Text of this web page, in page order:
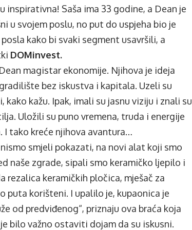
inspirativna! Saša ima 33 godine, a Dean je
u svojem poslu, no put do uspjeha bio je
kako bi svaki segment usavršili, a
DOMinvest.
magistar ekonomije. Njihova je ideja
bez iskustva i kapitala. Uzeli su
kažu. Ipak, imali su jasnu viziju i znali su
Uložili su puno vremena, truda i energije
I tako kreće njihova avantura…
smjeli pokazati, na novi alat koji smo
naše zgrade, sipali smo keramičko ljepilo i
keramičkih pločica, mješač za
puta korišteni. I upalilo je, kupaonica je
od predviđenog“, priznaju ova braća koja
bilo važno ostaviti dojam da su iskusni.